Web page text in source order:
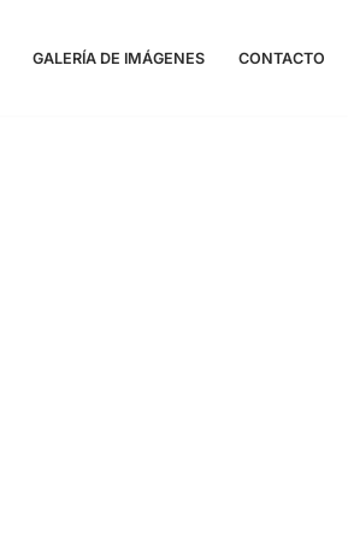
GALERÍA DE IMÁGENES CONTACTO